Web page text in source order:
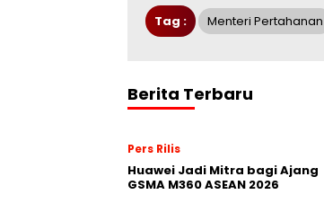
Tag : Menteri Pertahanan
Berita Terbaru
Pers Rilis
Huawei Jadi Mitra bagi Ajang
GSMA M360 ASEAN 2026